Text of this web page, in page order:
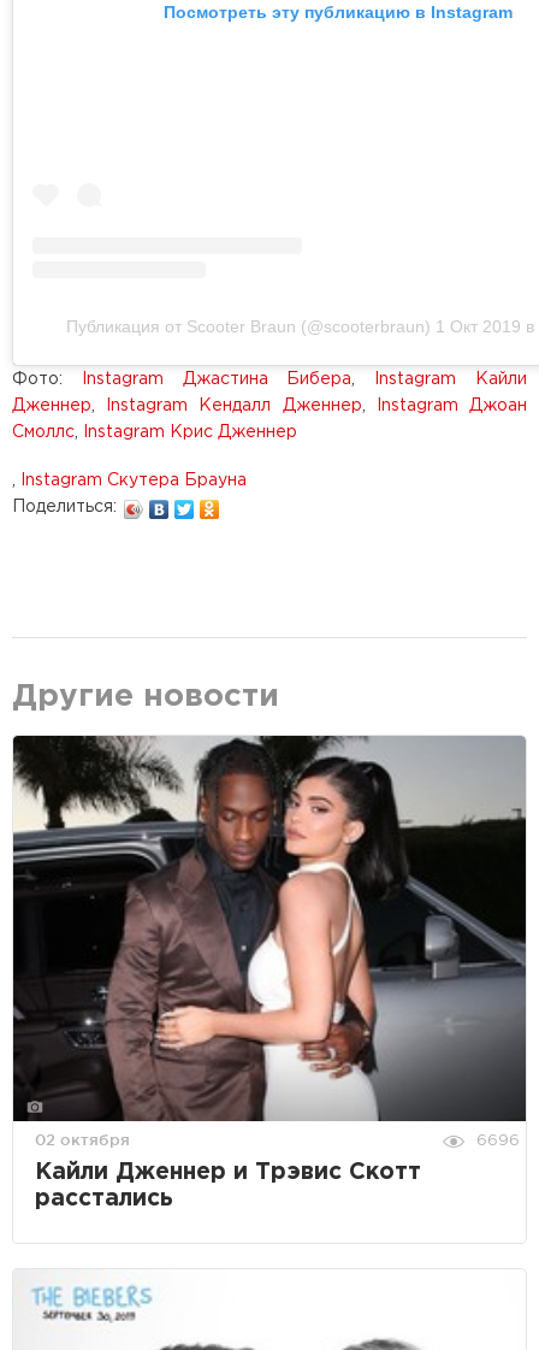
Посмотреть эту публикацию в Instagram
Публикация от Scooter Braun (@scooterbraun) 1 Окт 2019
Фото: Instagram Джастина Бибера
Instagram Кайли
Дженнер
Instagram Кендалл Дженнер
Instagram Джоан
Смоллс
Instagram Крис Дженнер
Instagram Скутера Брауна
Поделиться:
Другие новости
02 октября 6696
Кайли Дженнер и Трэвис Скотт
расстались